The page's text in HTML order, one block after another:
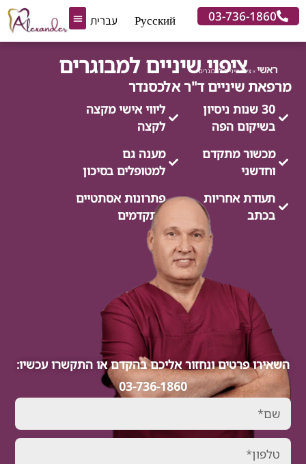
03-736-
Русский עברית
ציפוי שיניים למבוגרים
ציפוי שיניים למבוגרים
שיניים ד"ר אלכסנדר
שנות ניסיון
הפה
מתקדם
אחריות
ליווי אישי מקצה
לקצה
מענה גם
למטופלים בסיכון
פתרונות אסתטיים
מתקדמים
פרטים ונחזור אליכם בהקדם או התקשרו עכשיו:
03-736-1860